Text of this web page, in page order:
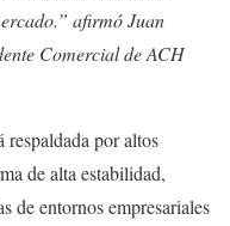
afirmó Juan
Comercial de ACH
respaldada por altos
de alta estabilidad,
de entornos empresariales